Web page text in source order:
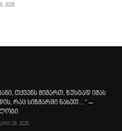
2026
თქვენს მიმართ, ზუსტად იმას
რაც სიზმარში ნახეთ…“ –
28, 2025